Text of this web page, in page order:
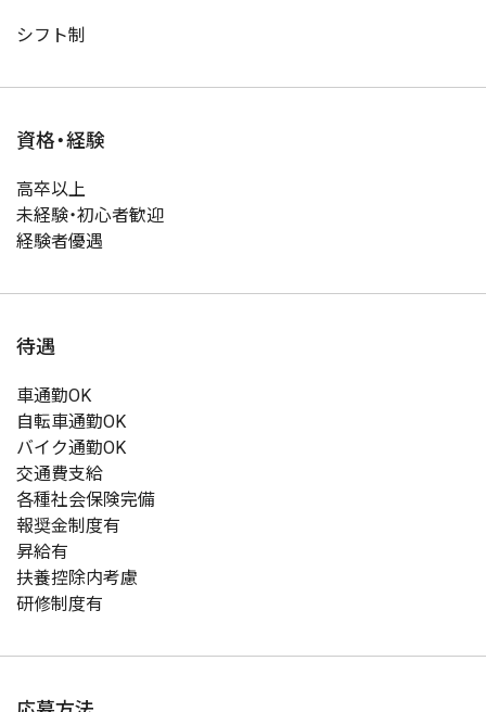
シフト制
資格・経験
高卒以上
未経験・初心者歓迎
経験者優遇
待遇
車通勤OK
自転車通勤OK
バイク通勤OK
交通費支給
各種社会保険完備
報奨金制度有
昇給有
扶養控除内考慮
研修制度有